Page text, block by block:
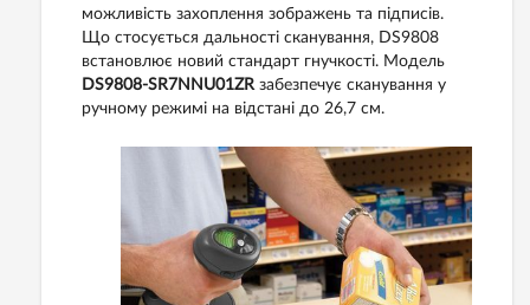
можливість захоплення зображень та підписів.
Що стосується дальності сканування, DS9808
встановлює новий стандарт гнучкості. Модель
DS9808-SR7NNU01ZRзабезпечує сканування у
ручному режимі на відстані до 26,7 см.